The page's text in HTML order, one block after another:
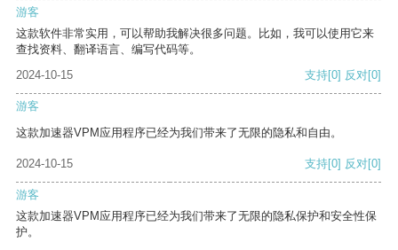
游客
这款软件非常实用，可以帮助我解决很多问题。比如，我可以使用它来
查找资料、翻译语言、编写代码等。
2024-10-15
支持[0] 反对[0]
游客
这款加速器VPM应用程序已经为我们带来了无限的隐私和自由。
2024-10-15 支持[0] 反对[0]
游客
这款加速器VPM应用程序已经为我们带来了无限的隐私保护和安全性保
护。